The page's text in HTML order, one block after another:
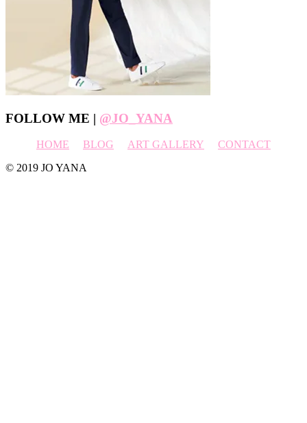
Footer
FOLLOW ME | @JO_YANA
HOME BLOG ART GALLERY
CONTACT
© 2019 JO YANA